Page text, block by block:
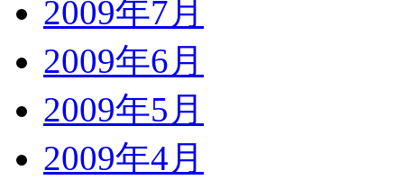
2009年7月
2009年6月
2009年5月
2009年4月